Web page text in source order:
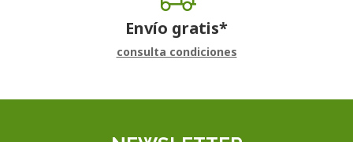
Envío gratis*
consulta condiciones